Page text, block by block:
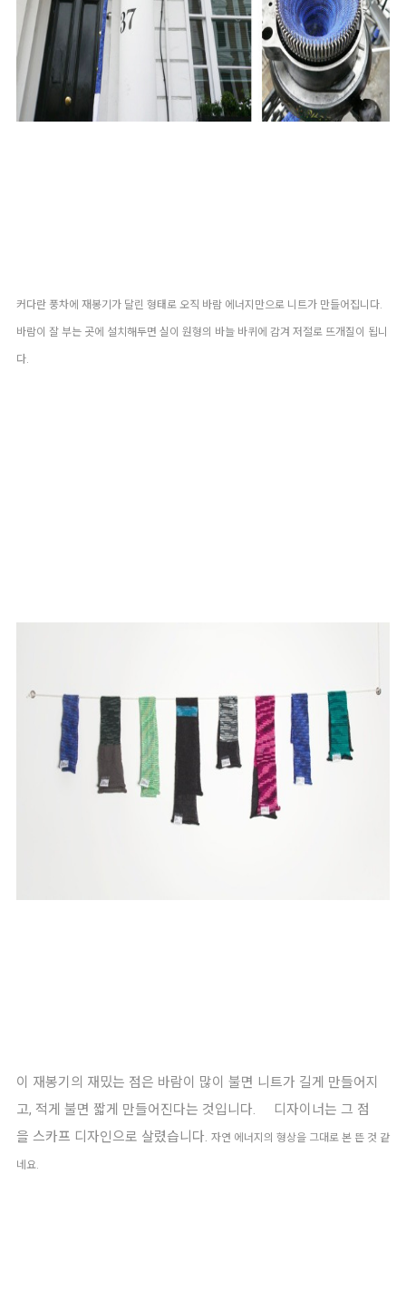
커다란 풍차에 재봉기가 달린 형태로 오직 바람 에너지만으로 니트가 만들어집니다.
바람이 잘 부는 곳에 설치해두면 실이 원형의 바늘 바퀴에 감겨 저절로 뜨개질이 됩니
다.
이 재봉기의 재밌는 점은 바람이 많이 불면 니트가 길게 만들어지
고, 적게 불면 짧게 만들어진다는 것입니다. 디자이너는 그 점
을 스카프 디자인으로 살렸습니다. 자연 에너지의 형상을 그대로 본 뜬 것 같
네요.